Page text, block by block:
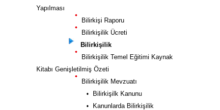
Yapılması
Bilirkişi Raporu
Bilirkişilik Ücreti
Bilirkişilik
Bilirkişilik Temel Eğitimi Kaynak
Kitabı Genişletilmiş Özeti
Bilirkişilik Mevzuatı
• Bilirkişilk Kanunu
• Kanunlarda Bilirkişilik